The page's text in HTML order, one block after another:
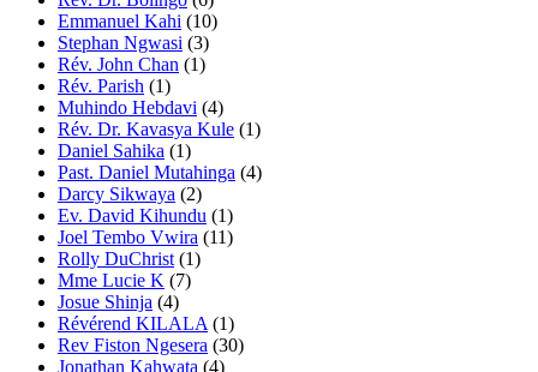
Emmanuel Kahi (10)
Stephan Ngwasi (3)
Rév. John Chan (1)
Rév. Parish (1)
Muhindo Hebdavi (4)
Rév. Dr. Kavasya Kule (1)
Daniel Sahika (1)
Past. Daniel Mutahinga (4)
Darcy Sikwaya (2)
Ev. David Kihundu (1)
Joel Tembo Vwira (11)
Rolly DuChrist (1)
Mme Lucie K (7)
Josue Shinja (4)
Révérend KILALA (1)
Rev Fiston Ngesera (30)
Jonathan Kahwata (4)